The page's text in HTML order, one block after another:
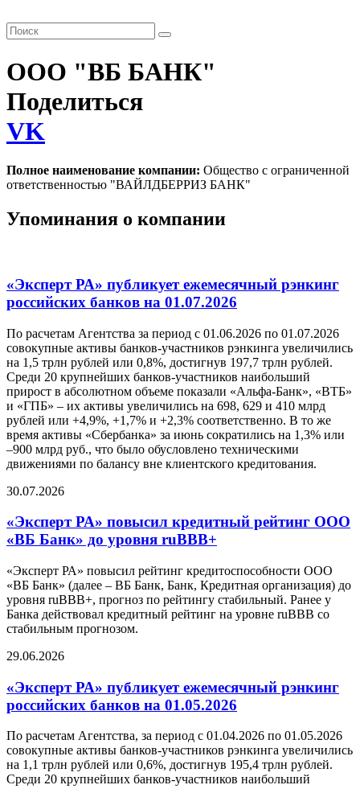
ООО "ВБ БАНК"
Поделиться
VK
Полное наименование компании: Общество с ограниченной
ответственностью "ВАЙЛДБЕРРИЗ БАНК"
Упоминания о компании
«Эксперт РА» публикует ежемесячный рэнкинг
российских банков на 01.07.2026
По расчетам Агентства за период с 01.06.2026 по 01.07.2026
совокупные активы банков-участников рэнкинга увеличились
на 1,5 трлн рублей или 0,8%, достигнув 197,7 трлн рублей.
Среди 20 крупнейших банков-участников наибольший
прирост в абсолютном объеме показали «Альфа-Банк», «ВТБ»
и «ГПБ» – их активы увеличились на 698, 629 и 410 млрд
рублей или +4,9%, +1,7% и +2,3% соответственно. В то же
время активы «Сбербанка» за июнь сократились на 1,3% или
–900 млрд руб., что было обусловлено техническими
движениями по балансу вне клиентского кредитования.
30.07.2026
«Эксперт РА» повысил кредитный рейтинг ООО
«ВБ Банк» до уровня ruBBB+
«Эксперт РА» повысил рейтинг кредитоспособности ООО
«ВБ Банк» (далее – ВБ Банк, Банк, Кредитная организация) до
уровня ruBBB+, прогноз по рейтингу стабильный. Ранее у
Банка действовал кредитный рейтинг на уровне ruBBB со
стабильным прогнозом.
29.06.2026
«Эксперт РА» публикует ежемесячный рэнкинг
российских банков на 01.05.2026
По расчетам Агентства, за период с 01.04.2026 по 01.05.2026
совокупные активы банков-участников рэнкинга увеличились
на 1,1 трлн рублей или 0,6%, достигнув 195,4 трлн рублей.
Среди 20 крупнейших банков-участников наибольший